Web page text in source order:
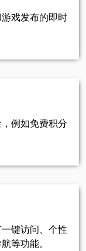
戏发布的即时
例如免费积分
键访问、个性
等功能。